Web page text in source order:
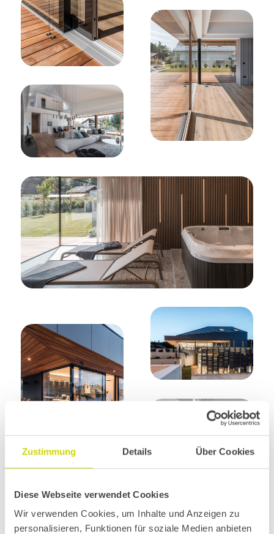
Zustimmung Details Über Cookies
Diese Webseite verwendet Cookies
Wir verwenden Cookies, um Inhalte und Anzeigen zu
personalisieren, Funktionen für soziale Medien anbieten